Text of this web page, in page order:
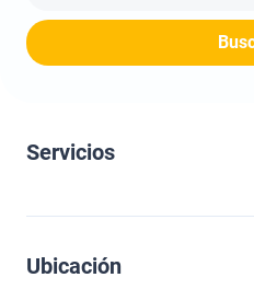
Servicios
Ubicación